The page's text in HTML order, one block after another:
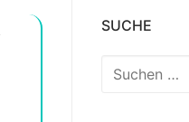
SUCHE
Suchen